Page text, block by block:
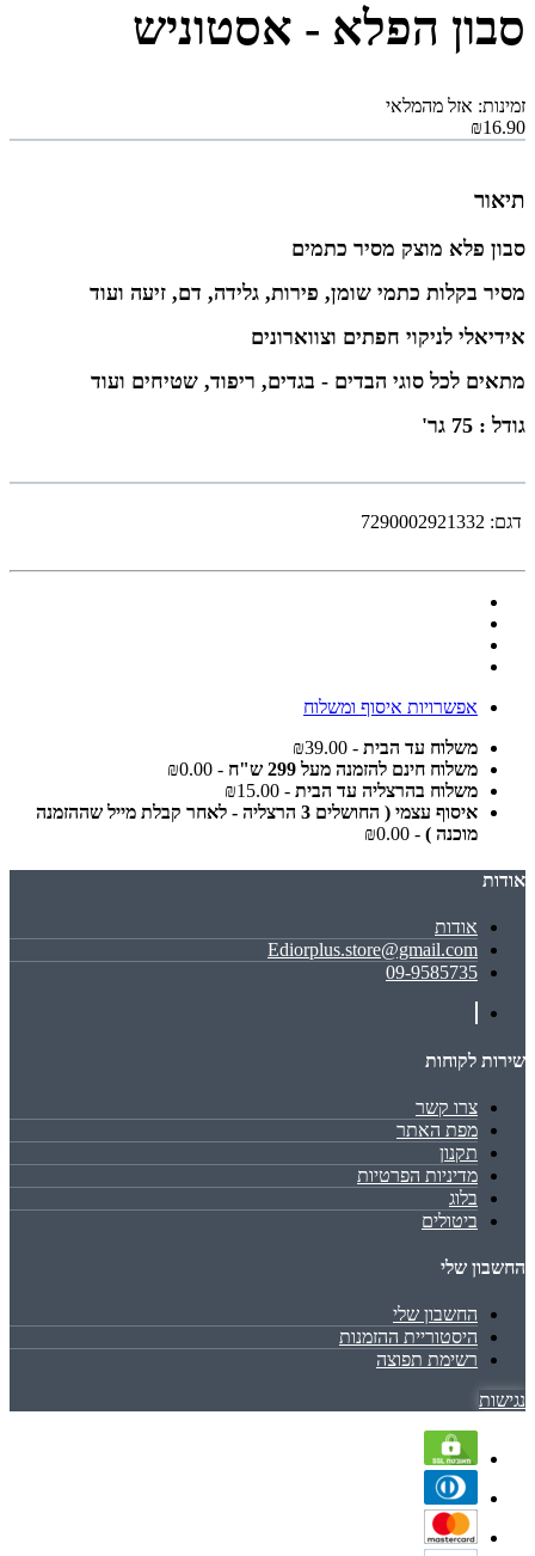
סבון הפלא - אסטוניש
זמינות: אזל מהמלאי
₪16.90
תיאור
סבון פלא מוצק מסיר כתמים
מסיר בקלות כתמי שומן, פירות, גלידה, דם, זיעה ועוד
אידיאלי לניקוי חפתים וצווארונים
מתאים לכל סוגי הבדים - בגדים, ריפוד, שטיחים ועוד
גודל : 75 גר'
דגם: 7290002921332
אפשרויות איסוף ומשלוח
משלוח עד הבית - ₪39.00
משלוח חינם להזמנה מעל 299 ש"ח
- ₪0.00
משלוח בהרצליה עד הבית - ₪15.00
איסוף עצמי ( החושלים 3 הרצליה - לאחר קבלת מייל שההזמנה
מוכנה ) - ₪0.00
אודות
אודות
Ediorplus.store@gmail.com
09-9585735
שירות לקוחות
צרו קשר
מפת האתר
תקנון
מדיניות הפרטיות
בלוג
ביטולים
החשבון שלי
החשבון שלי
היסטוריית ההזמנות
רשימת תפוצה
נגישות